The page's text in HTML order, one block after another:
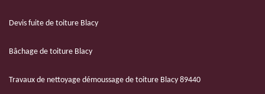
Devis fuite de toiture Blacy
Bâchage de toiture Blacy
Travaux de nettoyage démoussage de toiture Blacy 89440